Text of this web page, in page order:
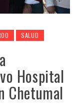
SALUD
Hospital
Chetumal